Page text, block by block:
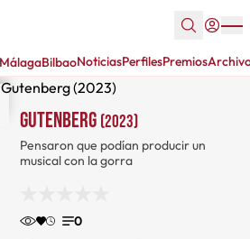
MálagaBilbaoNoticiasPerfilesPremios
Gutenberg (2023)
Pensaron que podían producir un
musical con la gorra
0